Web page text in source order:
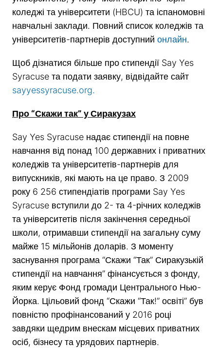
коледжі та університети (HBCU) та іспаномовні
навчальні заклади. Повний список коледжів та
університетів-партнерів доступний онлайн.
Щоб дізнатися більше про стипендії Say Yes
Syracuse та подати заявку, відвідайте сайт
sayyessyracuse.org.
Про “Скажи так” у Сиракузах
Say Yes Syracuse надає стипендії на повне
навчання від понад 100 державних і приватних
коледжів та університетів-партнерів для
випускників, які мають на це право. З 2009
року 6 256 стипендіатів програми Say Yes
Syracuse вступили до 2- та 4-річних коледжів
та університетів після закінчення середньої
школи, отримавши стипендії на загальну суму
майже 15 мільйонів доларів. З моменту
заснування програма “Скажи “Так” Сиракузькій
стипендії на навчання” фінансується з фонду,
яким керує Фонд громади Центрального Нью-
Йорка. Цільовий фонд “Скажи “Так!” освіті” був
повністю профінансований у 2016 році
завдяки щедрим внескам місцевих приватних
осіб, бізнесу та урядових партнерів.